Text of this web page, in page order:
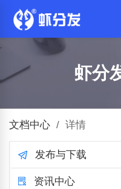
虾分
文档中心 / 详情
发布与下载
资讯中心